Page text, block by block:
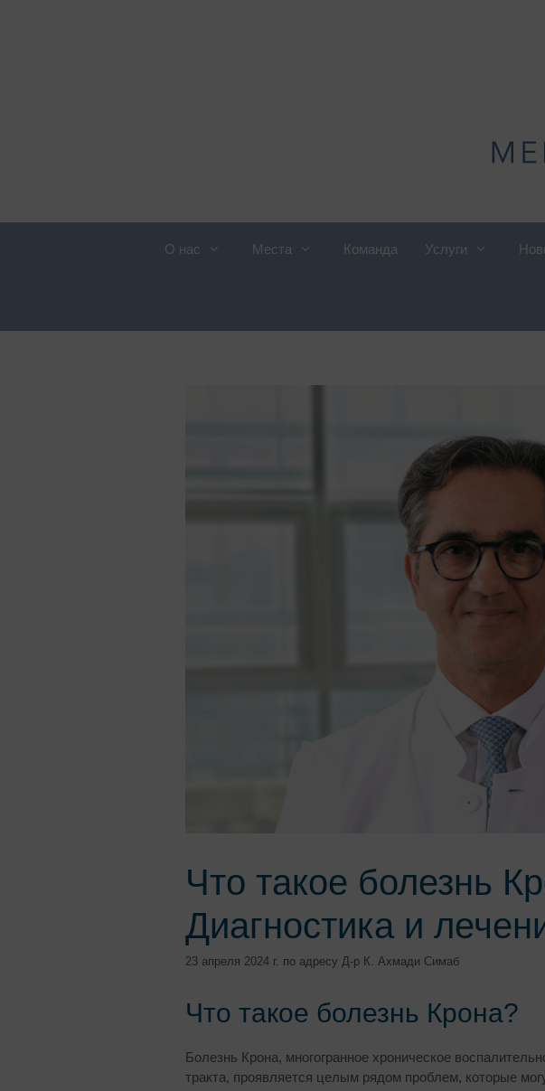
О нас Места Команда Услуги
Гастроэнтерология,
Амбулаторная клиника
коагуляции
Гинекология Бергедорф
Гематология, онкология
Генетика человека
Интегративная терапия
Междисциплинарное
Что такое болезнь
Диагностика и
23 апреля 2024 г. по адресу Д-р К. Ахмади Симаб
Что такое болезнь Крона?
Болезнь Крона, многогранное хроническое
тракта, проявляется целым рядом проблем, которые